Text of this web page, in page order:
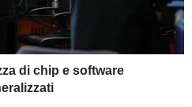
di chip e software